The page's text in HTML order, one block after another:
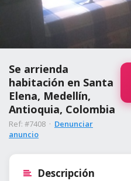
Se arrienda
habitación en Santa
Elena, Medellín,
Antioquia, Colombia
Ref: #7408 · Denunciar
anuncio
Descripción